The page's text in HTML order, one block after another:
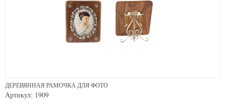
ДЕРЕВЯННАЯ РАМОЧКА ДЛЯ ФОТО
Артикул: 1909